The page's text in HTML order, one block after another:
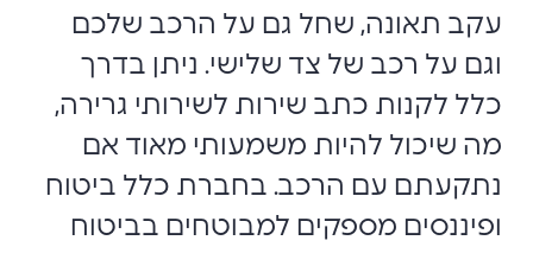
עקב תאונה, שחל גם על הרכב שלכם
וגם על רכב של צד שלישי. ניתן בדרך
כלל לקנות כתב שירות לשירותי גרירה,
מה שיכול להיות משמעותי מאוד אם
נתקעתם עם הרכב. בחברת כלל ביטוח
ופיננסים מספקים למבוטחים בביטוח